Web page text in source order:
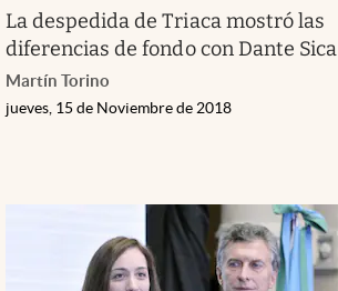
La despedida de Triaca mostró las
diferencias de fondo con Dante Sica
Martín Torino
jueves, 15 de Noviembre de 2018